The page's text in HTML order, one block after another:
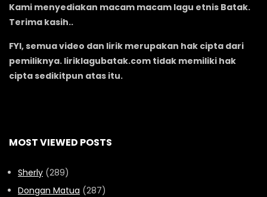
Kami menyediakan macam macam lagu etnis Batak.
Terima kasih..
FYI, semua video dan lirik merupakan hak cipta dari
pemiliknya. liriklagubatak.com tidak memiliki hak
cipta sedikitpun atas itu.
MOST VIEWED POSTS
Sherly (289)
Dongan Matua (287)